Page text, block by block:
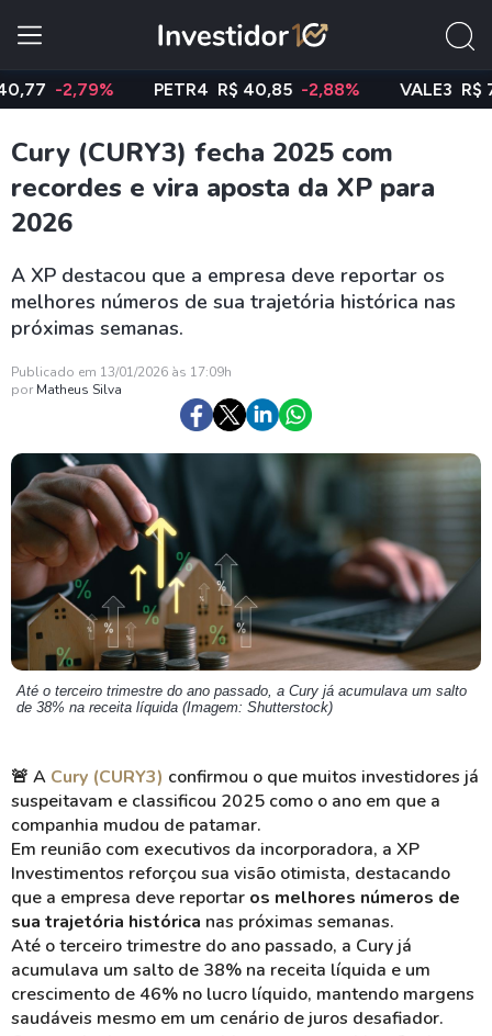
-2,79% PETR4 R$ 40,85 -2,88% VALE3 R$ 74,97
Cury (CURY3) fecha 2025 com
recordes e vira aposta da XP para
2026
A XP destacou que a empresa deve reportar os
melhores números de sua trajetória histórica nas
próximas semanas.
Publicado em 13/01/2026 às 17:09h
por Matheus Silva
Até o terceiro trimestre do ano passado, a Cury já acumulava um salto
de 38% na receita líquida (Imagem: Shutterstock)
🚨 A Cury (CURY3) confirmou o que muitos investidores já
suspeitavam e classificou 2025 como o ano em que a
companhia mudou de patamar.
Em reunião com executivos da incorporadora, a XP
Investimentos reforçou sua visão otimista, destacando
que a empresa deve reportar os melhores números de
sua trajetória histórica nas próximas semanas.
Até o terceiro trimestre do ano passado, a Cury já
acumulava um salto de 38% na receita líquida e um
crescimento de 46% no lucro líquido, mantendo margens
saudáveis mesmo em um cenário de juros desafiador.